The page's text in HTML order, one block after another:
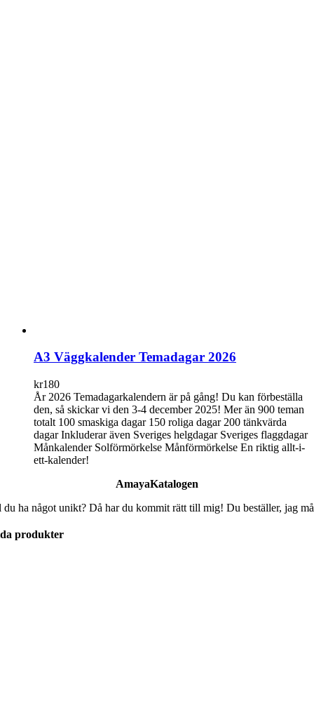
A3 Väggkalender Temadagar 2026
kr180
År 2026 Temadagarkalendern är på gång! Du kan förbeställa
den, så skickar vi den 3-4 december 2025! Mer än 900 teman
totalt 100 smaskiga dagar 150 roliga dagar 200 tänkvärda
dagar Inkluderar även Sveriges helgdagar Sveriges flaggdagar
Månkalender Solförmörkelse Månförmörkelse En riktig allt-i-
ett-kalender!
AmayaKatalogen
ha något unikt? Då har du kommit rätt till mig! Du beställer, jag
produkter